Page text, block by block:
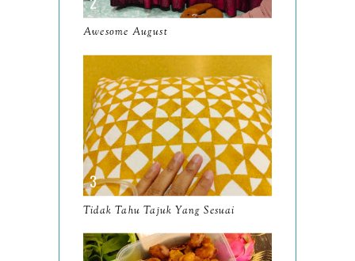
March11
February8
2024130
December19
November12
October10
August
Awesome August
Tidak Tahu Tajuk Yang Sesuai